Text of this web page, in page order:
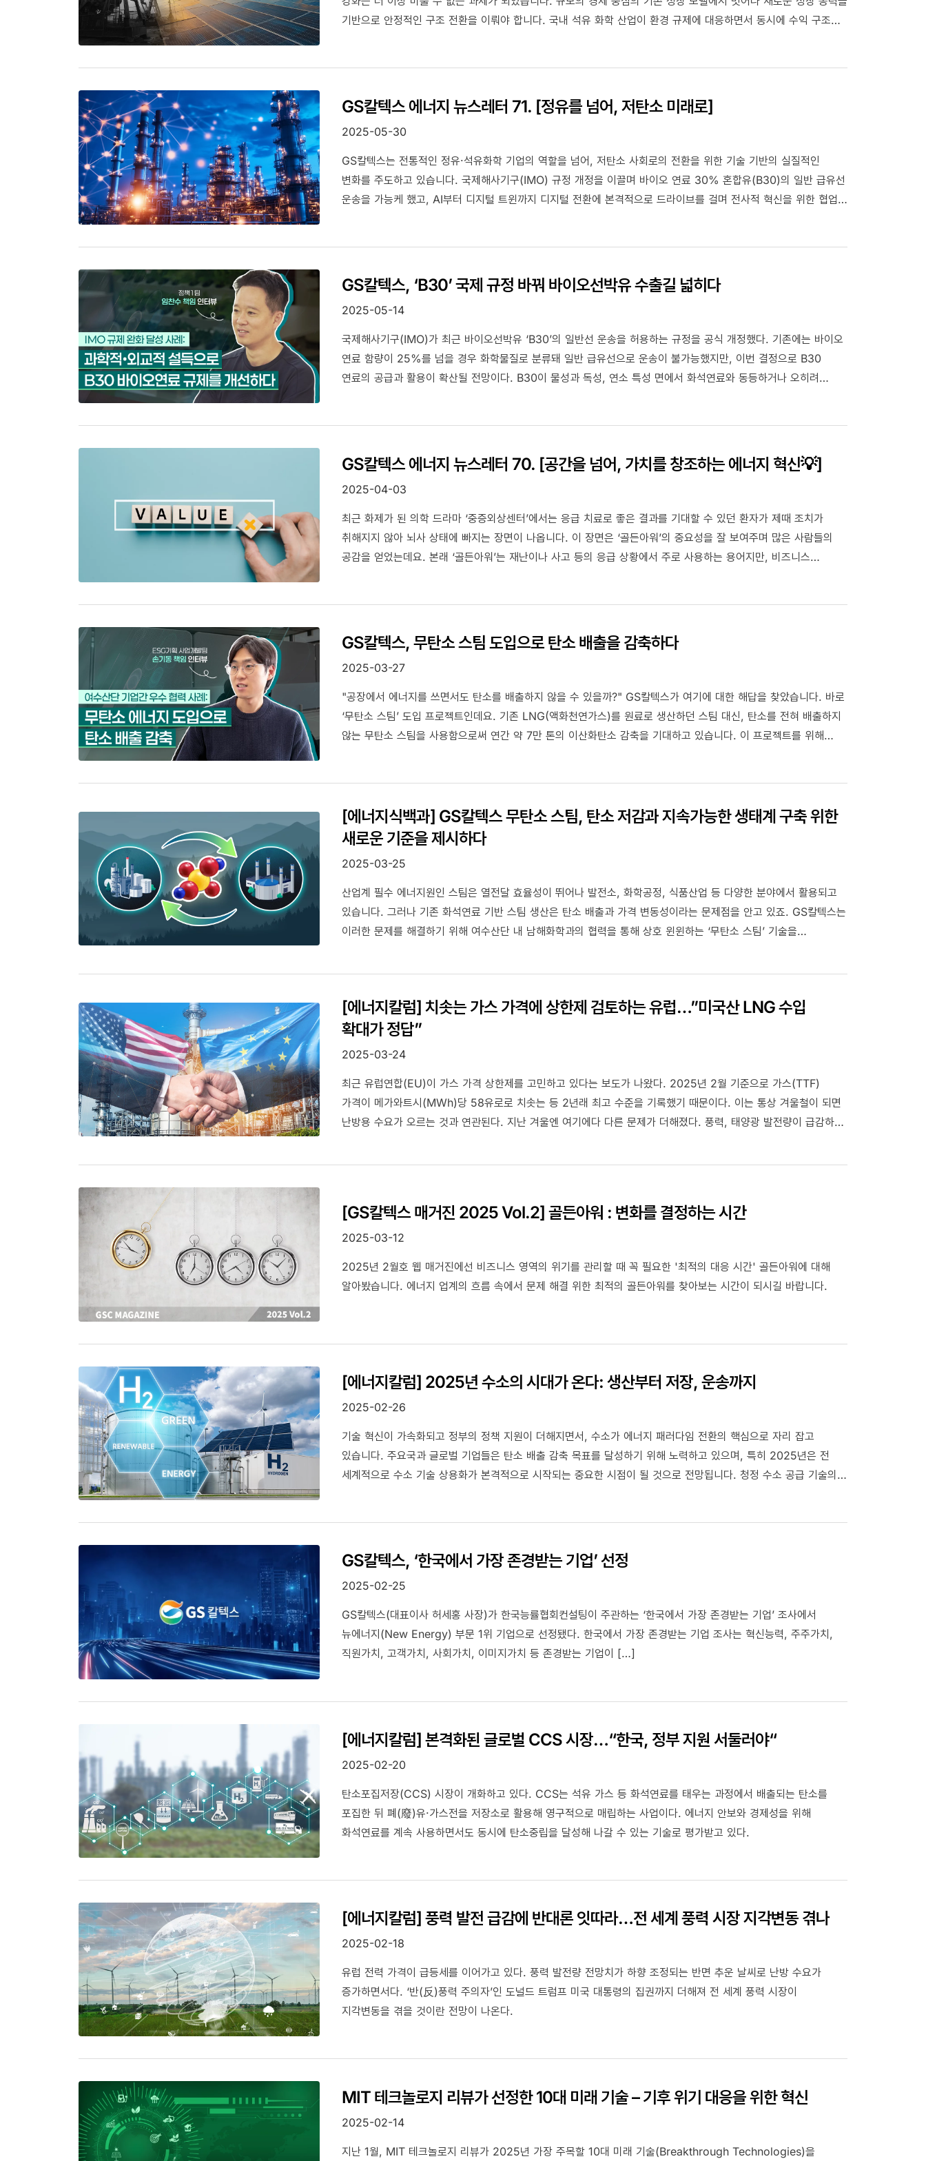
기반으로 안정적인 구조 전환을 이뤄야 합니다. 국내 석유 화학 산업이 환경 규제에 대응하면서 동시에 수익 구조를
GS칼텍스 에너지 뉴스레터 71. [정유를 넘어, 저탄소 미래로]
2025-05-30
GS칼텍스는 전통적인 정유·석유화학 기업의 역할을 넘어, 저탄소 사회로의 전환을 위한 기술 기반의 실질적인
변화를 주도하고 있습니다. 국제해사기구(IMO) 규정 개정을 이끌며 바이오 연료 30% 혼합유(B30)의 일반 급유선
운송을 가능케 했고, AI부터 디지털 트윈까지 디지털 전환에 본격적으로 드라이브를 걸며 전사적 혁신을 위한 협업
GS칼텍스, ‘B30’ 국제 규정 바꿔 바이오선박유 수출길 넓히다
2025-05-14
국제해사기구(IMO)가 최근 바이오선박유 ‘B30’의 일반선 운송을 허용하는 규정을 공식 개정했다. 기존에는 바이오
연료 함량이 25%를 넘을 경우 화학물질로 분류돼 일반 급유선으로 운송이 불가능했지만, 이번 결정으로 B30
연료의 공급과 활용이 확산될 전망이다. B30이 물성과 독성, 연소 특성 면에서 화석연료와 동등하거나 오히려
GS칼텍스 에너지 뉴스레터 70. [공간을 넘어, 가치를 창조하는 에너지 혁신💡]
2025-04-03
최근 화제가 된 의학 드라마 ‘중증외상센터’에서는 응급 치료로 좋은 결과를 기대할 수 있던 환자가 제때 조치가
취해지지 않아 뇌사 상태에 빠지는 장면이 나옵니다. 이 장면은 ‘골든아워’의 중요성을 잘 보여주며 많은 사람들의
공감을 얻었는데요. 본래 ‘골든아워’는 재난이나 사고 등의 응급 상황에서 주로 사용하는 용어지만, 비즈니스
해도 과언이 아니죠. 에너지 업계도 기술혁신, 탄소중립, 글로벌 정세 변화 속에서 이 골든아워를 놓치지
말아야겠습니다. 2월 뉴스레터에서는 빠르고 정확한 판단을 위해 업계의 최신 정보를 준비했습니다. 먼저
탄소저감기술 관련 내용을 중심으로 ▲2035년 글로벌 탄소 포집 용량 전망 ▲탄소국경조정제도 ▲수소 기술 및
신재생 에너지에 대해 알아봅니다. 이와 함께 ▲트럼프 2.0 시대의 에너지 시장 변화 ▲MIT 테크놀로지 리뷰가
선정한 미래 혁신 기술, 그리고 ▲2025년 주목해야 할 6가지 ESG 트렌드 등을 확인해 보실 수 있도록
정리했습니다. 에너지 업계의 흐름 속에서 문제 해결을 위한 최적의 골든아워를 찾아보는 건 어떨까요?
GS칼텍스, 무탄소 스팀 도입으로 탄소 배출을 감축하다
2025-03-27
"공장에서 에너지를 쓰면서도 탄소를 배출하지 않을 수 있을까?" GS칼텍스가 여기에 대한 해답을 찾았습니다. 바로
‘무탄소 스팀’ 도입 프로젝트인데요. 기존 LNG(액화천연가스)를 원료로 생산하던 스팀 대신, 탄소를 전혀 배출하지
않는 무탄소 스팀을 사용함으로써 연간 약 7만 톤의 이산화탄소 감축을 기대하고 있습니다. 이 프로젝트를 위해
[에너지식백과] GS칼텍스 무탄소 스팀, 탄소 저감과 지속가능한 생태계 구축 위한
새로운 기준을 제시하다
2025-03-25
산업계 필수 에너지원인 스팀은 열전달 효율성이 뛰어나 발전소, 화학공정, 식품산업 등 다양한 분야에서 활용되고
있습니다. 그러나 기존 화석연료 기반 스팀 생산은 탄소 배출과 가격 변동성이라는 문제점을 안고 있죠. GS칼텍스는
이러한 문제를 해결하기 위해 여수산단 내 남해화학과의 협력을 통해 상호 윈윈하는 ‘무탄소 스팀’ 기술을
있는 반도체, 철강, 식품가공 등 여러 산업 분야와 탄소 저감을 고민하는 산업계 전반에 새로운 자극제가 되고
있습니다. GS칼텍스의 무탄소스팀 기술 적용사례와 비전에 대한 자세한 내용은 지금 에너지식백과에서 만나보세요!
[에너지칼럼] 치솟는 가스 가격에 상한제 검토하는 유럽…”미국산 LNG 수입
확대가 정답”
2025-03-24
최근 유럽연합(EU)이 가스 가격 상한제를 고민하고 있다는 보도가 나왔다. 2025년 2월 기준으로 가스(TTF)
가격이 메가와트시(MWh)당 58유로로 치솟는 등 2년래 최고 수준을 기록했기 때문이다. 이는 통상 겨울철이 되면
난방용 수요가 오르는 것과 연관된다. 지난 겨울엔 여기에다 다른 문제가 더해졌다. 풍력, 태양광 발전량이 급감하는
[GS칼텍스 매거진 2025 Vol.2] 골든아워 : 변화를 결정하는 시간
2025-03-12
2025년 2월호 웹 매거진에선 비즈니스 영역의 위기를 관리할 때 꼭 필요한 '최적의 대응 시간' 골든아워에 대해
알아봤습니다. 에너지 업계의 흐름 속에서 문제 해결 위한 최적의 골든아워를 찾아보는 시간이 되시길 바랍니다.
[에너지칼럼] 2025년 수소의 시대가 온다: 생산부터 저장, 운송까지
2025-02-26
기술 혁신이 가속화되고 정부의 정책 지원이 더해지면서, 수소가 에너지 패러다임 전환의 핵심으로 자리 잡고
있습니다. 주요국과 글로벌 기업들은 탄소 배출 감축 목표를 달성하기 위해 노력하고 있으며, 특히 2025년은 전
세계적으로 수소 기술 상용화가 본격적으로 시작되는 중요한 시점이 될 것으로 전망됩니다. 청정 수소 공급 기술의
GS칼텍스, ‘한국에서 가장 존경받는 기업’ 선정
2025-02-25
GS칼텍스(대표이사 허세홍 사장)가 한국능률협회컨설팅이 주관하는 ‘한국에서 가장 존경받는 기업’ 조사에서
뉴에너지(New Energy) 부문 1위 기업으로 선정됐다. 한국에서 가장 존경받는 기업 조사는 혁신능력, 주주가치,
직원가치, 고객가치, 사회가치, 이미지가치 등 존경받는 기업이 […]
[에너지칼럼] 본격화된 글로벌 CCS 시장…“한국, 정부 지원 서둘러야“
2025-02-20
탄소포집저장(CCS) 시장이 개화하고 있다. CCS는 석유 가스 등 화석연료를 태우는 과정에서 배출되는 탄소를
포집한 뒤 폐(廢)유·가스전을 저장소로 활용해 영구적으로 매립하는 사업이다. 에너지 안보와 경제성을 위해
화석연료를 계속 사용하면서도 동시에 탄소중립을 달성해 나갈 수 있는 기술로 평가받고 있다.
[에너지칼럼] 풍력 발전 급감에 반대론 잇따라…전 세계 풍력 시장 지각변동 겪나
2025-02-18
유럽 전력 가격이 급등세를 이어가고 있다. 풍력 발전량 전망치가 하향 조정되는 반면 추운 날씨로 난방 수요가
증가하면서다. ‘반(反)풍력 주의자’인 도널드 트럼프 미국 대통령의 집권까지 더해져 전 세계 풍력 시장이
지각변동을 겪을 것이란 전망이 나온다.
MIT 테크놀로지 리뷰가 선정한 10대 미래 기술 – 기후 위기 대응을 위한 혁신
2025-02-14
지난 1월, MIT 테크놀로지 리뷰가 2025년 가장 주목할 10대 미래 기술(Breakthrough Technologies)을